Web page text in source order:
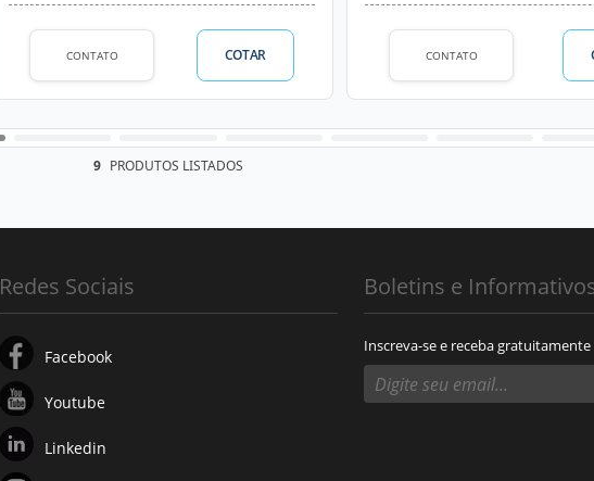
CONTATO COTAR CONTATO
9 PRODUTOS LISTADOS
Redes Sociais
Facebook
Youtube
Linkedin
Boletins e
Inscreva-se e receba gratuitamente